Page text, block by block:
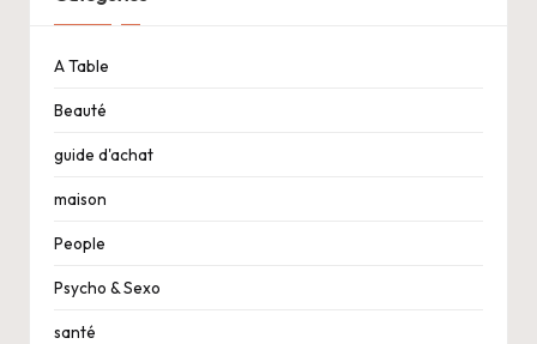
A Table
Beauté
guide d'achat
maison
People
Psycho & Sexo
santé